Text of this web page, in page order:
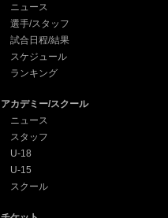
ニュース
選手/スタッフ
試合日程/結果
スケジュール
ランキング
アカデミー/スクール
ニュース
スタッフ
U-18
U-15
スクール